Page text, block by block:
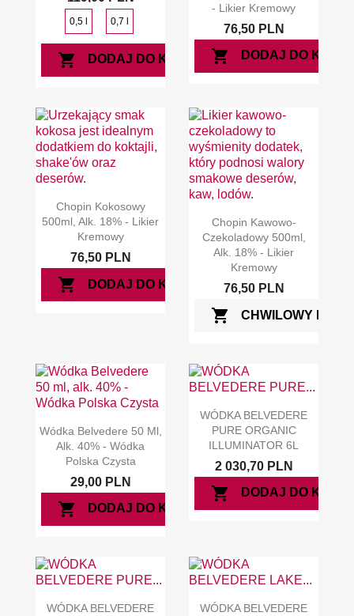
0,5 l 0,7 l
shopping_cart DODAJ DO KOSZYKA
- Likier Kremowy
76,50 PLN
shopping_cart DODAJ DO
Chopin Kokosowy
500ml, Alk. 18% - Likier
Kremowy
76,50 PLN
shopping_cart DODAJ DO KOSZYKA
Chopin Kawowo-
Czekoladowy 500ml,
Alk. 18% - Likier
Kremowy
76,50 PLN
shopping_cart CHWILOWY BRAK
Wódka Belvedere 50 Ml,
Alk. 40% - Wódka
Polska Czysta
29,00 PLN
shopping_cart DODAJ DO KOSZYKA
WÓDKA BELVEDERE
PURE ORGANIC
ILLUMINATOR 6L
2 030,70 PLN
shopping_cart DODAJ DO
WÓDKA BELVEDERE
WÓDKA BELVEDERE